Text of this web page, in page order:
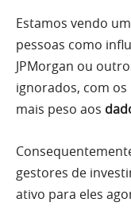
Estamos vendo
pessoas como
JPMorgan ou
ignorados, com
mais peso aos
gestores de
ativo para eles